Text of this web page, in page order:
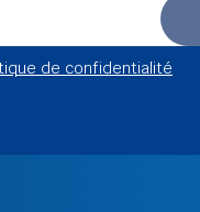
de confidentialité